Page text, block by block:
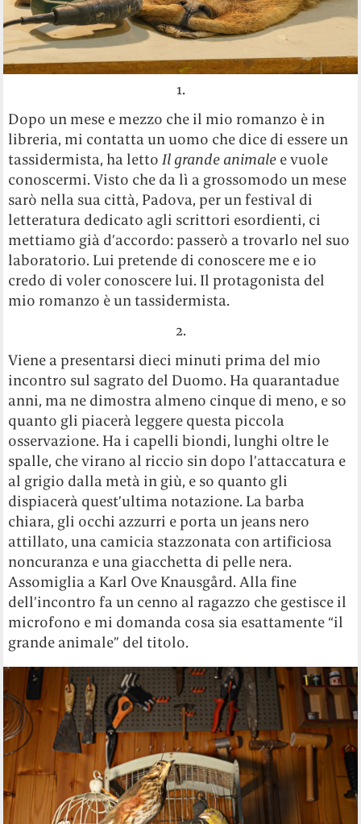
1.
Dopo un mese e mezzo che il mio romanzo è in
libreria, mi contatta un uomo che dice di essere un
tassidermista, ha lettoIl grande animale e vuole
conoscermi. Visto che da lì a grossomodo un mese
sarò nella sua città, Padova, per un festival di
letteratura dedicato agli scrittori esordienti, ci
mettiamo già d’accordo: passerò a trovarlo nel suo
laboratorio. Lui pretende di conoscere me e io
credo di voler conoscere lui. Il protagonista del
mio romanzo è un tassidermista.
2.
Viene a presentarsi dieci minuti prima del mio
incontro sul sagrato del Duomo. Ha quarantadue
anni, ma ne dimostra almeno cinque di meno, e so
quanto gli piacerà leggere questa piccola
osservazione. Ha i capelli biondi, lunghi oltre le
spalle, che virano al riccio sin dopo l’attaccatura e
al grigio dalla metà in giù, e so quanto gli
dispiacerà quest’ultima notazione. La barba
chiara, gli occhi azzurri e porta un jeans nero
attillato, una camicia stazzonata con artificiosa
noncuranza e una giacchetta di pelle nera.
Assomiglia a Karl Ove Knausgård. Alla fine
dell’incontro fa un cenno al ragazzo che gestisce il
microfono e mi domanda cosa sia esattamente “il
grande animale” del titolo.